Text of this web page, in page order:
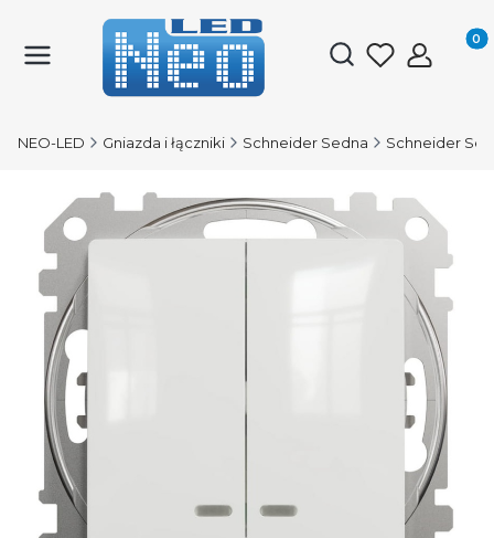
Otwórz
NEO-LED Gniazda i łączniki Schneider Sedna Schneider